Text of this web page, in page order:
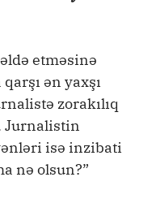
etməsinə
ən yaxşı
zorakılıq
Jurnalistin
isə inzibati
nə olsun?”